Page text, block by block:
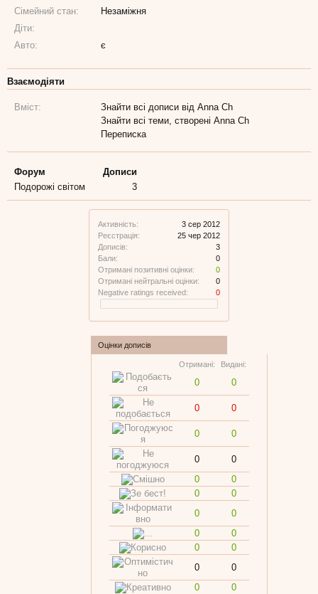
Активність:
3 сер 2012
Реєстрація:
25 чер 2012
Дописів:
3
Бали:
0
Отримані позитивні оцінки:
0
Отримані нейтральні оцінки:
0
Negative ratings received:
0
Оцінки дописів
Отримані: Видані:
0 0
0 0
0 0
0
0
0
0
0
0
0
0
0
0
0
0
0
0
0
0
Сімейний стан:
Незаміжня
Діти:
Авто:
є
Взаємодіяти
Вміст:
Знайти всі дописи від Anna Ch
Знайти всі теми, створені Anna Ch
Переписка
Форум
Дописи
Подорожі світом
3